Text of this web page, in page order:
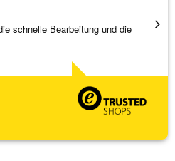
schnelle Bearbeitung und die
Top